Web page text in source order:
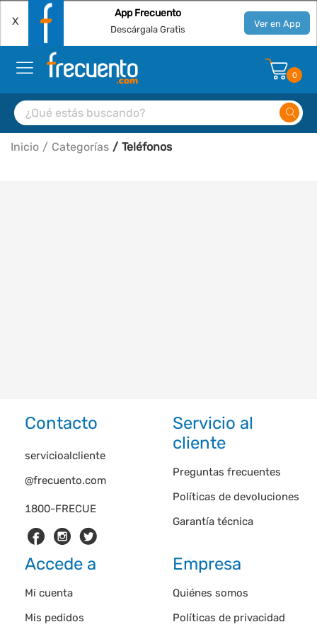
X
App Frecuento
Descárgala Gratis Ver en App
0
Inicio Categorías Teléfonos
Contacto
1800-FRECUE
servicioalcliente
@frecuento.com
Servicio al
cliente
Preguntas frecuentes
Políticas de devoluciones
Garantía técnica
Accede a
Mi cuenta
Mis pedidos
Empresa
Quiénes somos
Políticas de privacidad